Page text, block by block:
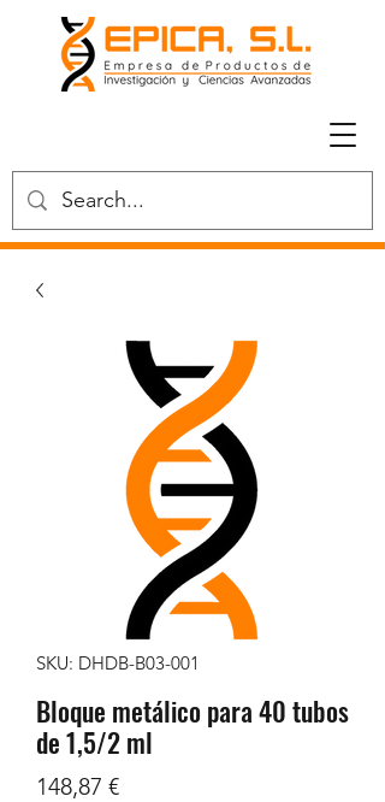
SKU: DHDB-B03-001
Bloque metálico para 40 tubos
de 1,5/2 ml
148,87 €Precio